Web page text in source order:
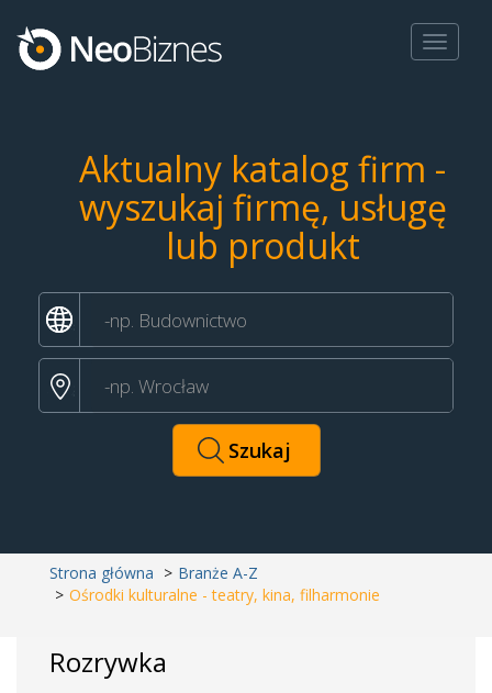
Toggle
Aktualny katalog firm -
wyszukaj firmę, usługę
lub produkt
Strona główna
Branże A-Z
Ośrodki kulturalne - teatry, kina, filharmonie
Rozrywka